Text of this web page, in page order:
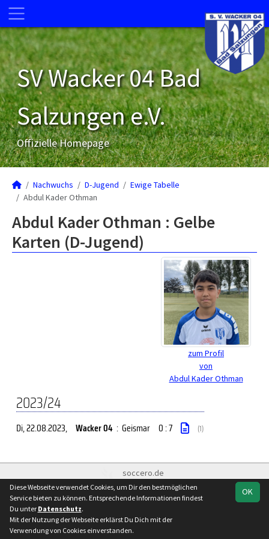
SV Wacker 04 Bad
Salzungen e.V.
Offizielle Homepage
Nachwuchs D-Jugend
Ewige Tabelle
Abdul Kader Othman
Abdul Kader Othman : Gelbe
Karten (D-Jugend)
zum Profil
von
Abdul Kader Othman
2023/24
Di, 22.08.2023, Wacker 04 : Geismar 0 : 7 (1)
soccero.de
© 2006 - 2026
Besucherstatistik Kontakt Impressum
Geburtstage
Datenschutz
OK
Diese Webseite verwendet Cookies, um Dir den bestmöglichen
Service bieten zu können. Entsprechende Informationen findest
Du unter Datenschutz.
Mit der Nutzung der Webseite erklärst Du Dich mit der
Verwendung von Cookies einverstanden.